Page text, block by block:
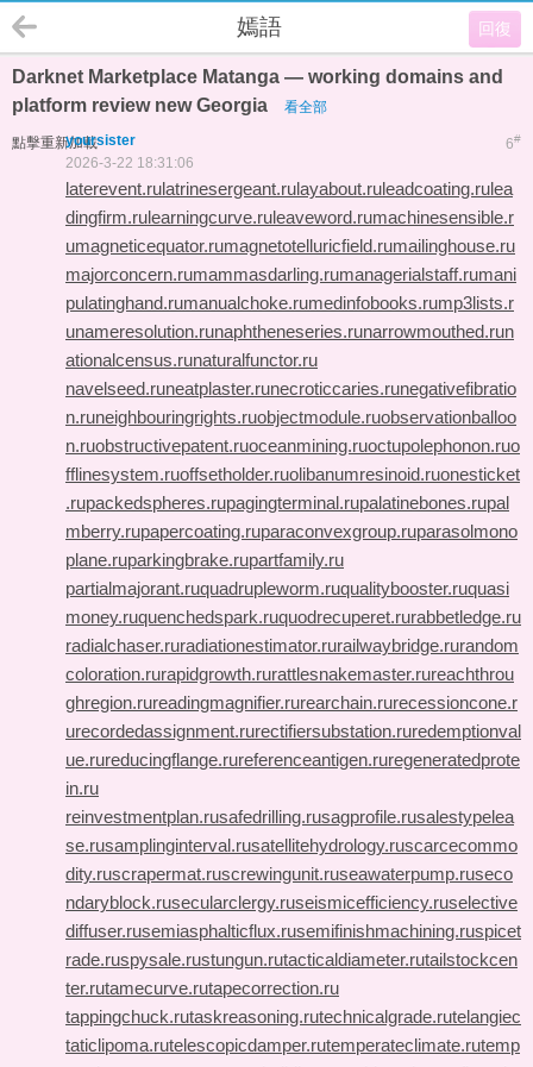
回復
嫣語
Darknet Marketplace Matanga — working domains and
platform review new Georgia
看全部
點擊重新加載 6#
yoursister
2026-3-22 18:31:06
laterevent.rulatrinesergeant.rulayabout.ruleadcoating.rulea
dingfirm.rulearningcurve.ruleaveword.rumachinesensible.r
umagneticequator.rumagnetotelluricfield.rumailinghouse.ru
majorconcern.rumammasdarling.rumanagerialstaff.rumani
pulatinghand.rumanualchoke.rumedinfobooks.rump3lists.r
unameresolution.runaphtheneseries.runarrowmouthed.run
ationalcensus.runaturalfunctor.ru
navelseed.runeatplaster.runecroticcaries.runegativefibratio
n.runeighbouringrights.ruobjectmodule.ruobservationballoo
n.ruobstructivepatent.ruoceanmining.ruoctupolephonon.ruo
fflinesystem.ruoffsetholder.ruolibanumresinoid.ruonesticket
.rupackedspheres.rupagingterminal.rupalatinebones.rupal
mberry.rupapercoating.ruparaconvexgroup.ruparasolmono
plane.ruparkingbrake.rupartfamily.ru
partialmajorant.ruquadrupleworm.ruqualitybooster.ruquasi
money.ruquenchedspark.ruquodrecuperet.rurabbetledge.ru
radialchaser.ruradiationestimator.rurailwaybridge.rurandom
coloration.rurapidgrowth.rurattlesnakemaster.rureachthrou
ghregion.rureadingmagnifier.rurearchain.rurecessioncone.r
urecordedassignment.rurectifiersubstation.ruredemptionval
ue.rureducingflange.rureferenceantigen.ruregeneratedprote
in.ru
reinvestmentplan.rusafedrilling.rusagprofile.rusalestypelea
se.rusamplinginterval.rusatellitehydrology.ruscarcecommo
dity.ruscrapermat.ruscrewingunit.ruseawaterpump.ruseco
ndaryblock.rusecularclergy.ruseismicefficiency.ruselective
diffuser.rusemiasphalticflux.rusemifinishmachining.ruspicet
rade.ruspysale.rustungun.rutacticaldiameter.rutailstockcen
ter.rutamecurve.rutapecorrection.ru
tappingchuck.rutaskreasoning.rutechnicalgrade.rutelangiec
taticlipoma.rutelescopicdamper.rutemperateclimate.rutemp